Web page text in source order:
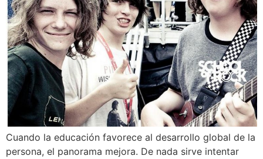
Cuando la educación favorece al desarrollo global de la
persona, el panorama mejora. De nada sirve intentar